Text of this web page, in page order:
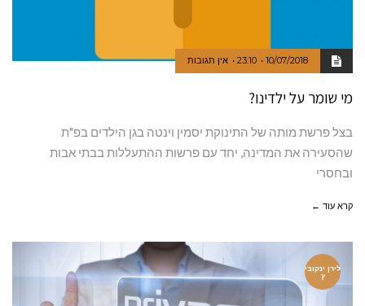
10/07/2018
23:10 אין תגובות
מי שומר על ילדינו?
בצל פרשת מותה של התינוקת יסמין וינטה בגן הילדים בפ"ת
שהסעירה את המדינה, יחד עם פרשות ההתעללות בבתי אבות
ובחסרי
קרא עוד ←
לירן ינקובי
ץ